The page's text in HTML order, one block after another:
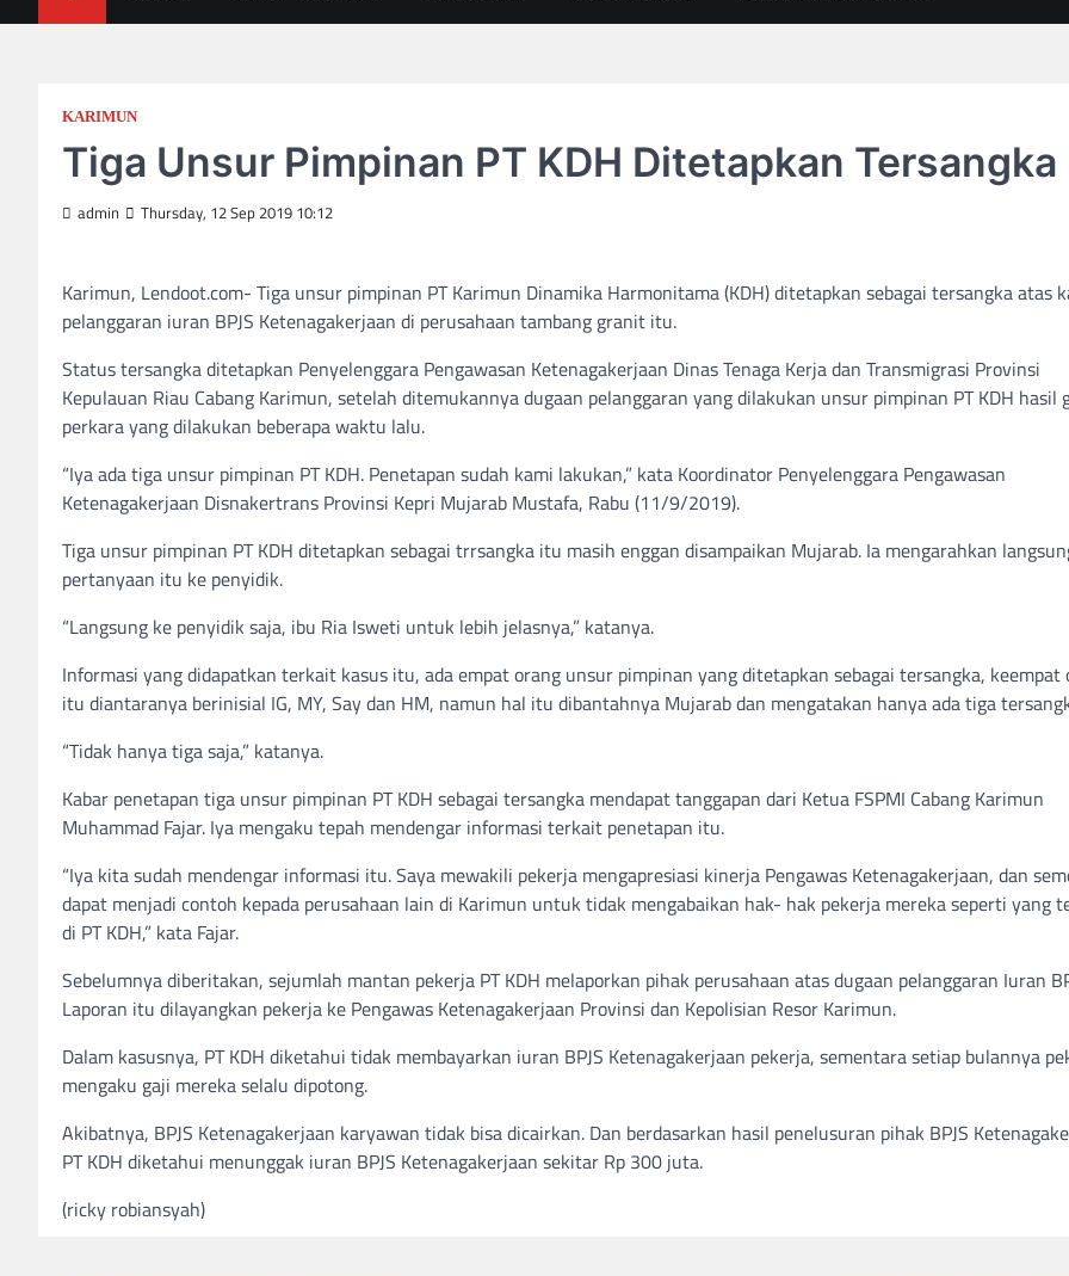
KARIMUN
Tiga Unsur Pimpinan PT KDH Ditetapkan Tersangka
admin Thursday, 12 Sep 2019 10:12
Karimun, Lendoot.com- Tiga unsur pimpinan PT Karimun Dinamika Harmonitama (KDH) ditetapkan sebagai tersangka atas
pelanggaran iuran BPJS Ketenagakerjaan di perusahaan tambang granit itu.
Status tersangka ditetapkan Penyelenggara Pengawasan Ketenagakerjaan Dinas Tenaga Kerja dan Transmigrasi Provinsi
Kepulauan Riau Cabang Karimun, setelah ditemukannya dugaan pelanggaran yang dilakukan unsur pimpinan PT KDH hasil
perkara yang dilakukan beberapa waktu lalu.
“Iya ada tiga unsur pimpinan PT KDH. Penetapan sudah kami lakukan,” kata Koordinator Penyelenggara Pengawasan
Ketenagakerjaan Disnakertrans Provinsi Kepri Mujarab Mustafa, Rabu (11/9/2019).
Tiga unsur pimpinan PT KDH ditetapkan sebagai trrsangka itu masih enggan disampaikan Mujarab. Ia mengarahkan
pertanyaan itu ke penyidik.
“Langsung ke penyidik saja, ibu Ria Isweti untuk lebih jelasnya,” katanya.
Informasi yang didapatkan terkait kasus itu, ada empat orang unsur pimpinan yang ditetapkan sebagai tersangka, keempat
itu diantaranya berinisial IG, MY, Say dan HM, namun hal itu dibantahnya Mujarab dan mengatakan hanya ada tiga
“Tidak hanya tiga saja,” katanya.
Kabar penetapan tiga unsur pimpinan PT KDH sebagai tersangka mendapat tanggapan dari Ketua FSPMI Cabang Karimun
Muhammad Fajar. Iya mengaku tepah mendengar informasi terkait penetapan itu.
“Iya kita sudah mendengar informasi itu. Saya mewakili pekerja mengapresiasi kinerja Pengawas Ketenagakerjaan, dan
dapat menjadi contoh kepada perusahaan lain di Karimun untuk tidak mengabaikan hak- hak pekerja mereka seperti yang
di PT KDH,” kata Fajar.
Sebelumnya diberitakan, sejumlah mantan pekerja PT KDH melaporkan pihak perusahaan atas dugaan pelanggaran Iuran
Laporan itu dilayangkan pekerja ke Pengawas Ketenagakerjaan Provinsi dan Kepolisian Resor Karimun.
Dalam kasusnya, PT KDH diketahui tidak membayarkan iuran BPJS Ketenagakerjaan pekerja, sementara setiap bulannya
mengaku gaji mereka selalu dipotong.
Akibatnya, BPJS Ketenagakerjaan karyawan tidak bisa dicairkan. Dan berdasarkan hasil penelusuran pihak BPJS
PT KDH diketahui menunggak iuran BPJS Ketenagakerjaan sekitar Rp 300 juta.
(ricky robiansyah)